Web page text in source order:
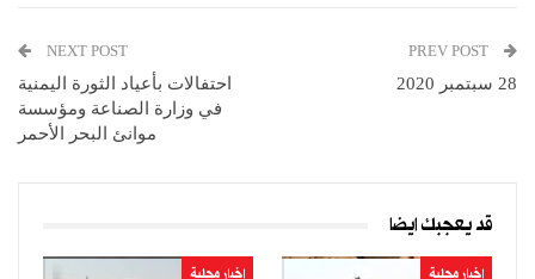
28 سبتمبر 2020
NEXT POST
احتفالات بأعياد الثورة اليمنية
في وزارة الصناعة ومؤسسة
موانئ البحر الأحمر
قد يعجبك ايضا